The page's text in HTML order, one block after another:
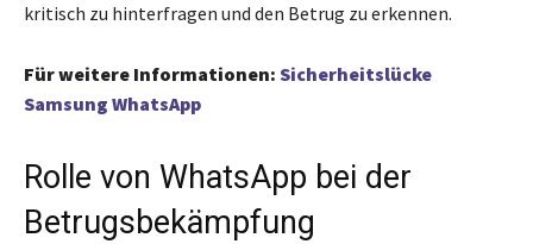
kritisch zu hinterfragen und den Betrug zu erkennen.
Für weitere Informationen: Sicherheitslücke
Samsung WhatsApp
Rolle von WhatsApp bei der
Betrugsbekämpfung